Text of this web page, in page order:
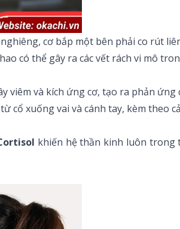
cơ bắp một bên phải co rút
có thể gây ra các vết rách vi mô
viêm và kích ứng cơ, tạo ra phản
cổ xuống vai và cánh tay, kèm theo
khiến hệ thần kinh luôn trong